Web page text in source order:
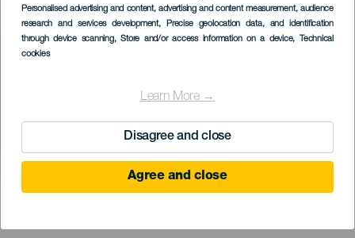
Personalised advertising and content, advertising and content measurement, audience
research and services development, Precise geolocation data, and identification
through device scanning, Store and/or access information on a device, Technical
cookies
Learn More →
Disagree and close
Agree and close
Imagen
Listado